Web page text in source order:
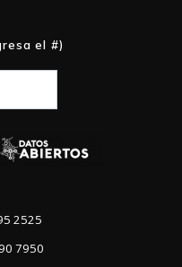
el #)
2525
7950